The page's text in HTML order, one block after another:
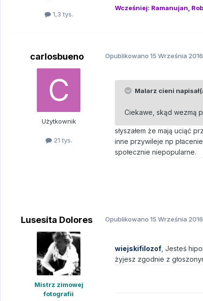
1,3 tys.
Wcześniej: Ramanujan,
carlosbueno
Użytkownik
21 tys.
Opublikowano 15 Września 2016
Malarz cieni
Ciekawe, skąd wezmą
słyszałem że mają uciąć
inne przywileje np
społecznie niepopularne.
Lusesita Dolores
Mistrz zimowej
fotografii
Opublikowano 15 Września 2016
wiejskifilozof , Jesteś
żyjesz zgodnie z